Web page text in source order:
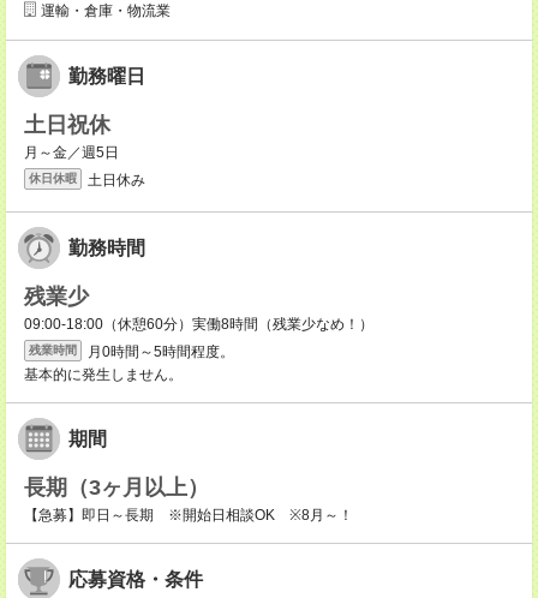
運輸・倉庫・物流業
勤務曜日
土日祝休
月～金／週5日
休日休暇 土日休み
勤務時間
残業少
09:00-18:00（休憩60分）実働8時間（残業少なめ！）
残業時間
月0時間～5時間程度。
基本的に発生しません。
期間
長期（3ヶ月以上）
【急募】即日～長期 ※開始日相談OK ※8月～！
応募資格・条件